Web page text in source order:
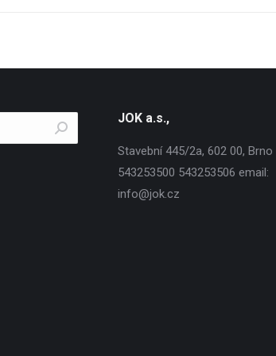
JOK a.s.,
Stavební 445/2a, 602 00, Brno
543253500 543253506 email:
info@jok.cz